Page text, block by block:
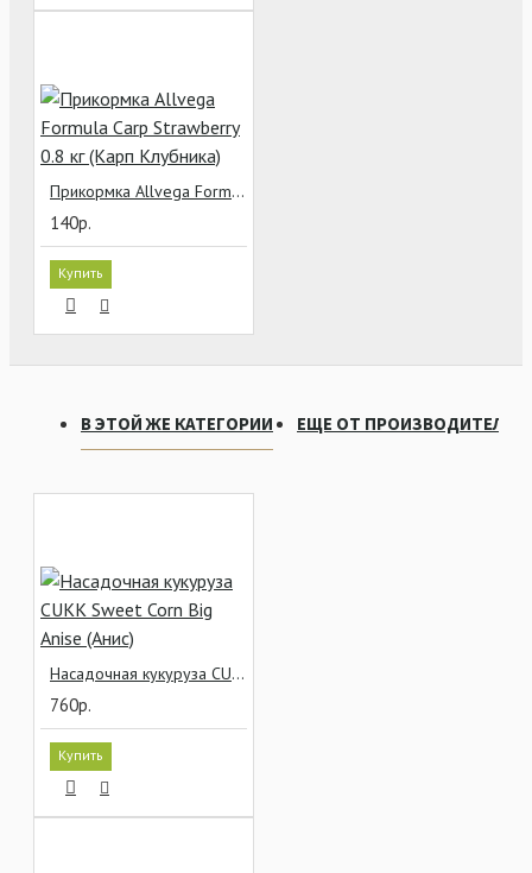
Прикормка Allvega Formula Carp Strawberry 0.8 кг (Карп Клубника)
140р.
Купить
В ЭТОЙ ЖЕ КАТЕГОРИИ ЕЩЕ ОТ ПРОИЗВОДИТЕЛЯ
Насадочная кукуруза CUKK Sweet Corn Big Anise (Анис)
760р.
Купить